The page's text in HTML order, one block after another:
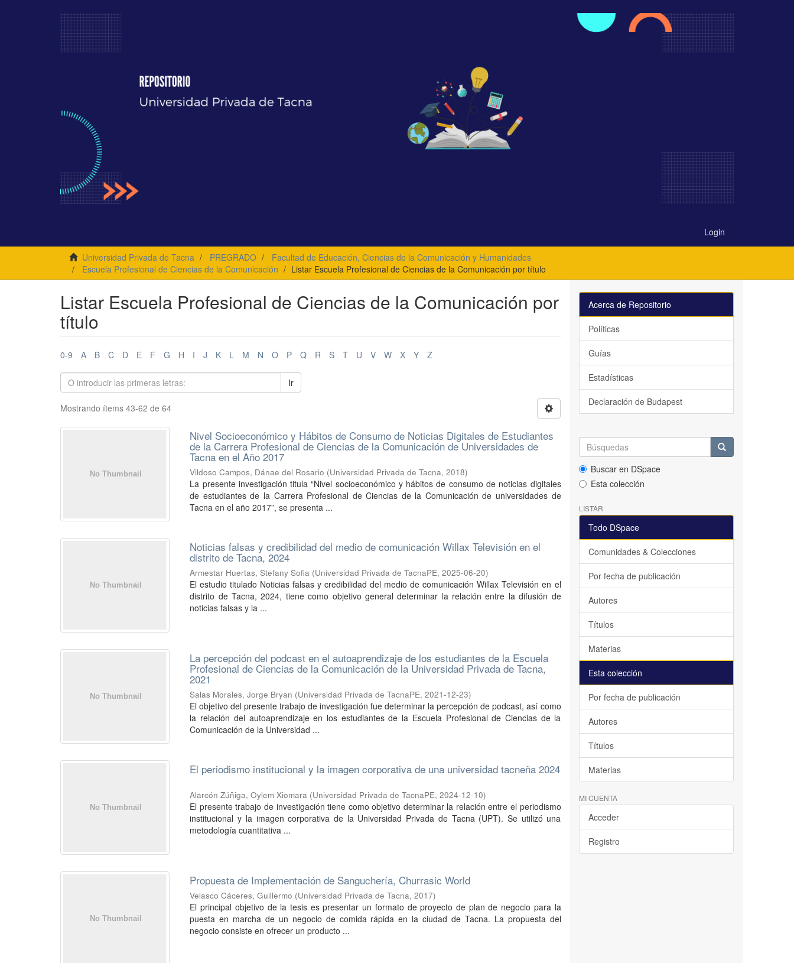
Login
Universidad Privada de Tacna PREGRADO
Facultad de Educación, Ciencias de la Comunicación y Humanidades
Escuela Profesional de Ciencias de la Comunicación
Listar Escuela Profesional de Ciencias de la Comunicación por título
Listar Escuela Profesional de Ciencias de la Comunicación por
título
0-9 A B C D E F G H I J K L M N O P Q R S T U V W X Y Z
Ir
Mostrando ítems 43-62 de 64
Nivel Socioeconómico y Hábitos de Consumo de Noticias Digitales de Estudiantes
de la Carrera Profesional de Ciencias de la Comunicación de Universidades de
Tacna en el Año 2017
Vildoso Campos, Dánae del Rosario (Universidad Privada de Tacna,2018)
La presente investigación titula “Nivel socioeconómico y hábitos de consumo de noticias digitales
de estudiantes de la Carrera Profesional de Ciencias de la Comunicación de universidades de
Tacna en el año 2017”, se presenta ...
Noticias falsas y credibilidad del medio de comunicación Willax Televisión en el
distrito de Tacna, 2024
Armestar Huertas, Stefany Sofia (Universidad Privada de TacnaPE,2025-06-20)
El estudio titulado Noticias falsas y credibilidad del medio de comunicación Willax Televisión en el
distrito de Tacna, 2024, tiene como objetivo general determinar la relación entre la difusión de
noticias falsas y la ...
La percepción del podcast en el autoaprendizaje de los estudiantes de la Escuela
Profesional de Ciencias de la Comunicación de la Universidad Privada de Tacna,
2021
Salas Morales, Jorge Bryan (Universidad Privada de TacnaPE,2021-12-23)
El objetivo del presente trabajo de investigación fue determinar la percepción de podcast, así como
la relación del autoaprendizaje en los estudiantes de la Escuela Profesional de Ciencias de la
Comunicación de la Universidad ...
El periodismo institucional y la imagen corporativa de una universidad tacneña 2024
Alarcón Zúñiga, Oylem Xiomara (Universidad Privada de TacnaPE,2024-12-10)
El presente trabajo de investigación tiene como objetivo determinar la relación entre el periodismo
institucional y la imagen corporativa de la Universidad Privada de Tacna (UPT). Se utilizó una
metodología cuantitativa ...
Propuesta de Implementación de Sanguchería, Churrasic World
Velasco Cáceres, Guillermo (Universidad Privada de Tacna,2017)
El principal objetivo de la tesis es presentar un formato de proyecto de plan de negocio para la
puesta en marcha de un negocio de comida rápida en la ciudad de Tacna. La propuesta del
negocio consiste en ofrecer un producto ...
Acerca de Repositorio
Políticas
Guías
Estadísticas
Declaración de Budapest
Buscar en DSpace
Esta colección
LISTAR
Todo DSpace
Comunidades & Colecciones
Por fecha de publicación
Autores
Títulos
Materias
Esta colección
Por fecha de publicación
Autores
Títulos
Materias
MI CUENTA
Acceder
Registro